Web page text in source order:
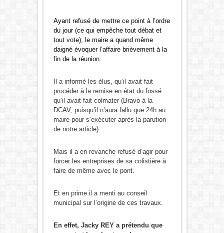
Ayant refusé de mettre ce point à l’ordre
du jour (ce qui empêche tout débat et
tout vote), le maire a quand même
daigné évoquer l’affaire brièvement à la
fin de la réunion.
Il a informé les élus, qu’il avait fait
procéder à la remise en état du fossé
qu’il avait fait colmater (Bravo à la
DCAV, puisqu’il n’aura fallu que 24h au
maire pour s’exécuter après la parution
de notre article).
Mais il a en revanche refusé d’agir pour
forcer les entreprises de sa colistière à
faire de même avec le pont.
Et en prime il a menti au conseil
municipal sur l’origine de ces travaux.
En effet, Jacky REY a prétendu que